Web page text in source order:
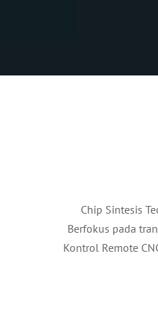
Chip Sintesis
Berfokus pada
Kontrol Remote